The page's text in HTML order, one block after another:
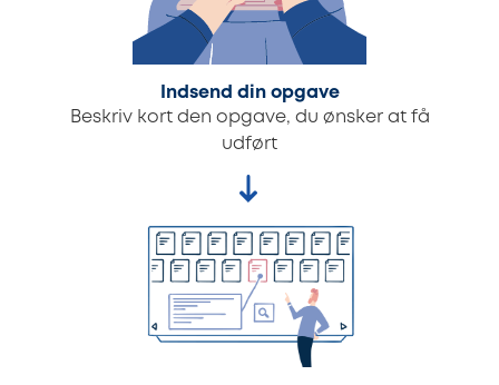
Indsend din opgave
Beskriv kort den opgave, du ønsker at få
udført